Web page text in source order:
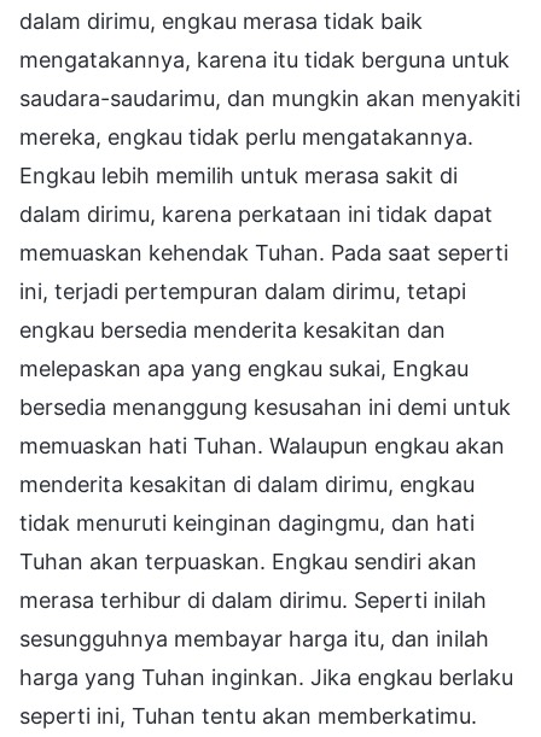
dalam dirimu, engkau merasa tidak baik
mengatakannya, karena itu tidak berguna untuk
saudara-saudarimu, dan mungkin akan menyakiti
mereka, engkau tidak perlu mengatakannya.
Engkau lebih memilih untuk merasa sakit di
dalam dirimu, karena perkataan ini tidak dapat
memuaskan kehendak Tuhan. Pada saat seperti
ini, terjadi pertempuran dalam dirimu, tetapi
engkau bersedia menderita kesakitan dan
melepaskan apa yang engkau sukai, Engkau
bersedia menanggung kesusahan ini demi untuk
memuaskan hati Tuhan. Walaupun engkau akan
menderita kesakitan di dalam dirimu, engkau
tidak menuruti keinginan dagingmu, dan hati
Tuhan akan terpuaskan. Engkau sendiri akan
merasa terhibur di dalam dirimu. Seperti inilah
sesungguhnya membayar harga itu, dan inilah
harga yang Tuhan inginkan. Jika engkau berlaku
seperti ini, Tuhan tentu akan memberkatimu.